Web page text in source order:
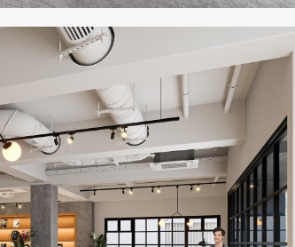
Art&Design
Cars Product
Lifestyle
Official Columnist